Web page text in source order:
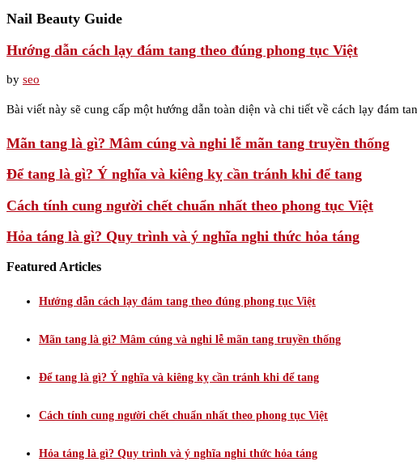
Nail Beauty Guide
Hướng dẫn cách lạy đám tang theo đúng phong tục Việt
by seo
Bài viết này sẽ cung cấp một hướng dẫn toàn diện và chi tiết về cách lạy đám
Mãn tang là gì? Mâm cúng và nghi lễ mãn tang truyền thống
Để tang là gì? Ý nghĩa và kiêng kỵ cần tránh khi để tang
Cách tính cung người chết chuẩn nhất theo phong tục Việt
Hỏa táng là gì? Quy trình và ý nghĩa nghi thức hỏa táng
Featured Articles
Hướng dẫn cách lạy đám tang theo đúng phong tục Việt
Mãn tang là gì? Mâm cúng và nghi lễ mãn tang truyền thống
Để tang là gì? Ý nghĩa và kiêng kỵ cần tránh khi để tang
Cách tính cung người chết chuẩn nhất theo phong tục Việt
Hỏa táng là gì? Quy trình và ý nghĩa nghi thức hỏa táng